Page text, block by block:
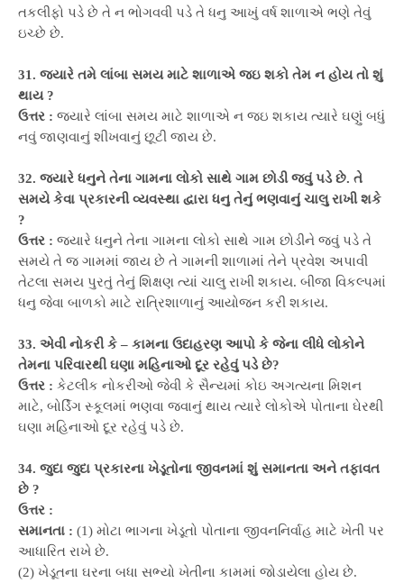
તકલીફો પડે છે તે ન ભોગવવી પડે તે ધનુ આખું વર્ષ શાળાએ ભણે તેવું
ઇચ્છે છે.
31. જ્યારે તમે લાંબા સમય માટે શાળાએ જઇ શકો તેમ ન હોય તો શું
થાય ?
ઉત્તર : જ્યારે લાંબા સમય માટે શાળાએ ન જઇ શકાય ત્યારે ઘણું બધું
નવું જાણવાનું શીખવાનું છૂટી જાય છે.
32. જ્યારે ધનુને તેના ગામના લોકો સાથે ગામ છોડી જવું પડે છે. તે
સમયે કેવા પ્રકારની વ્યવસ્થા દ્વારા ધનુ તેનું ભણવાનું ચાલુ રાખી શકે
?
ઉત્તર : જ્યારે ધનુને તેના ગામના લોકો સાથે ગામ છોડીને જવું પડે તે
સમયે તે જ ગામમાં જાય છે તે ગામની શાળામાં તેને પ્રવેશ અપાવી
તેટલા સમય પુરતું તેનું શિક્ષણ ત્યાં ચાલુ રાખી શકાય. બીજા વિકલ્પમાં
ધનુ જેવા બાળકો માટે રાત્રિશાળાનું આયોજન કરી શકાય.
33. એવી નોકરી કે – કામના ઉદાહરણ આપો કે જેના લીધે લોકોને
તેમના પરિવારથી ઘણા મહિનાઓ દૂર રહેવું પડે છે?
ઉત્તર : કેટલીક નોકરીઓ જેવી કે સૈન્યમાં કોઇ અગત્યના મિશન
માટે, બોર્ડિંગ સ્કૂલમાં ભણવા જવાનું થાય ત્યારે લોકોએ પોતાના ઘેરથી
ઘણા મહિનાઓ દૂર રહેવું પડે છે.
34. જુદા જુદા પ્રકારના ખેડૂતોના જીવનમાં શું સમાનતા અને તફાવત
છે ?
ઉત્તર :
સમાનતા : (1) મોટા ભાગના ખેડૂતો પોતાના જીવનનિર્વાહ માટે ખેતી પર
આધારિત રાખે છે.
(2) ખેડૂતના ઘરના બધા સભ્યો ખેતીના કામમાં જોડાયેલા હોય છે.